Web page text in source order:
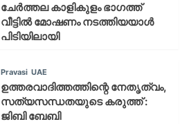
ചേർത്തല കാളികുളം ഭാഗത്ത്
വീട്ടിൽ മോഷണം നടത്തിയയാൾ
പിടിയിലായി
Pravasi UAE
ഉത്തരവാദിത്തത്തിന്റെ നേതൃത്വം,
സത്യസന്ധതയുടെ കരുത്ത് :
ജിബി ബേബി